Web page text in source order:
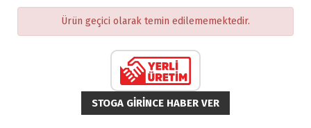
Ürün geçici olarak temin edilememektedir.
STOGA GIRINCE HABER VER